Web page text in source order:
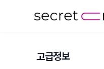
고급정보